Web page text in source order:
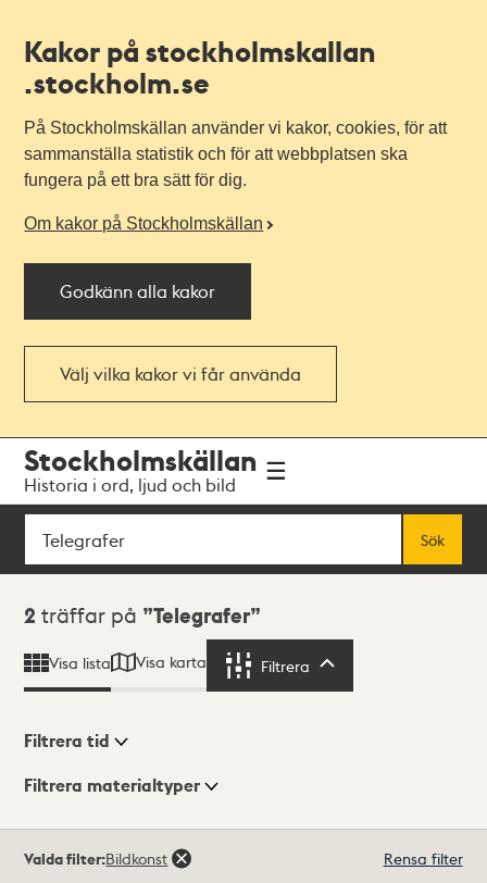
Kakor på stockholmskallan
.stockholm.se
På Stockholmskällan använder vi kakor, cookies, för att
sammanställa statistik och för att webbplatsen ska
fungera på ett bra sätt för dig.
Om kakor på Stockholmskällan
Godkänn alla kakor
Välj vilka kakor vi får använda
navigationen
huvudinnehållet
Stockholmskällan
Historia i ord, ljud och bild
Sök
Sök
Sökresultat
2 träffar på Telegrafer
Visa lista Visa karta Filtrera
Visningsläge
Filtrera tid
Filtrera materialtyper
träffar
Valda filter:Bildkonst Rensa filter